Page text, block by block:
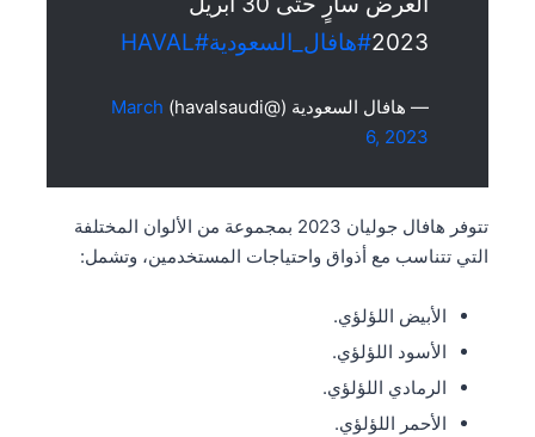
2023#هافال_السعودية#HAVAL
— هافال السعودية (@havalsaudi)
March
6, 2023
تتوفر هافال جوليان 2023 بمجموعة من الألوان المختلفة
التي تتناسب مع أذواق واحتياجات المستخدمين، وتشمل:
الأبيض اللؤلؤي.
الأسود اللؤلؤي.
الرمادي اللؤلؤي.
الأحمر اللؤلؤي.